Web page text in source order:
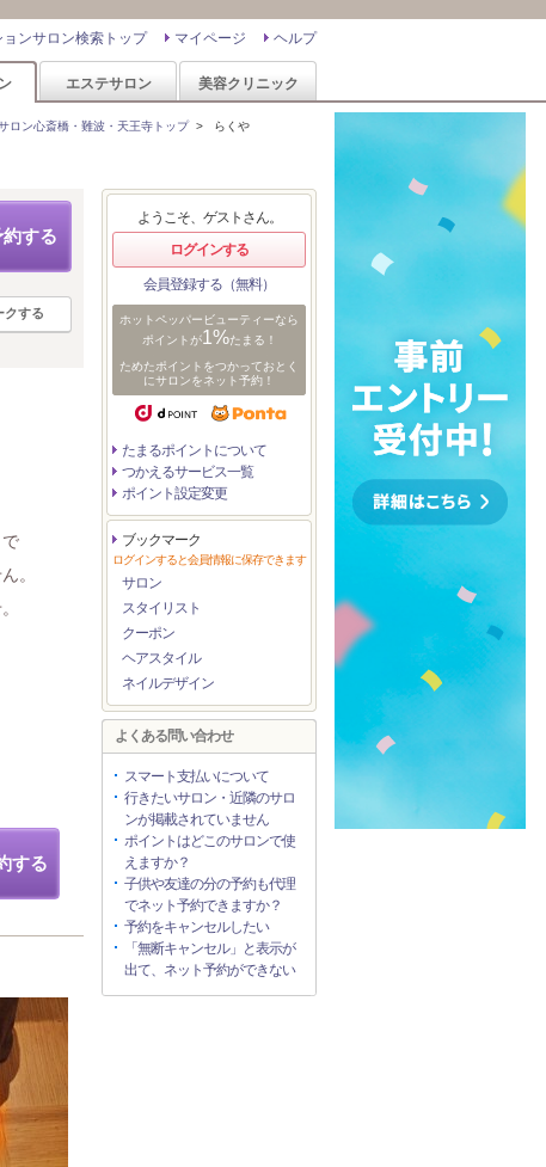
ヘルプ
マイページ
ョンサロン検索トップ
エステサロン 美容クリニック
ロン心斎橋・難波・天王寺トップ> らくや
する
クする
。
する
ようこそ、ゲストさん。
ログインする
会員登録する（無料）
ホットペッパービューティーなら
ポイントが1%たまる！
ためたポイントをつかっておとく
にサロンをネット予約！
たまるポイントについて
つかえるサービス一覧
ポイント設定変更
ブックマーク
ログインすると会員情報に保存できます
サロン
スタイリスト
クーポン
ヘアスタイル
ネイルデザイン
よくある問い合わせ
スマート支払いについて
行きたいサロン・近隣のサロ
ンが掲載されていません
ポイントはどこのサロンで使
えますか？
子供や友達の分の予約も代理
でネット予約できますか？
予約をキャンセルしたい
「無断キャンセル」と表示が
出て、ネット予約ができない